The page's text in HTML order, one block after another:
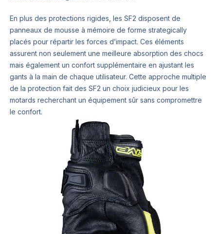
En plus des protections rigides, les SF2 disposent de
panneaux de mousse à mémoire de forme strategically
placés pour répartir les forces d’impact. Ces éléments
assurent non seulement une meilleure absorption des chocs
mais également un confort supplémentaire en ajustant les
gants à la main de chaque utilisateur. Cette approche multiple
de la protection fait des SF2 un choix judicieux pour les
motards recherchant un équipement sûr sans compromettre
le confort.